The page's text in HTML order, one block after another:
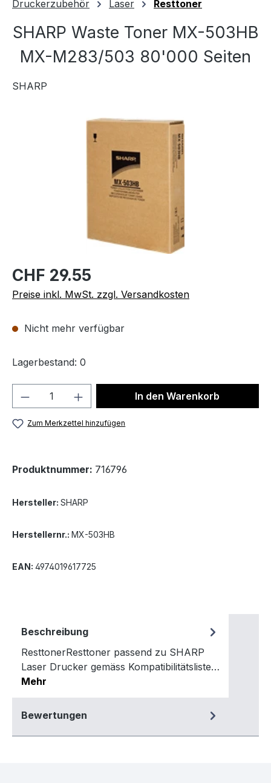
Druckerzubehör Laser Resttoner
SHARP Waste Toner MX-503HB
MX-M283/503 80'000 Seiten
SHARP
Bildergalerie überspringen
CHF 29.55
Preise inkl. MwSt. zzgl. Versandkosten
Nicht mehr verfügbar
Lagerbestand: 0
Produkt Anzahl: Gib denIn den Warenkorb
Zum Merkzettel hinzufügen
Produktnummer: 716796
Hersteller: SHARP
Herstellernr.: MX-503HB
EAN: 4974019617725
Beschreibung
ResttonerResttoner passend zu SHARP
Laser Drucker gemäss Kompatibilitätsliste…
Mehr
Bewertungen